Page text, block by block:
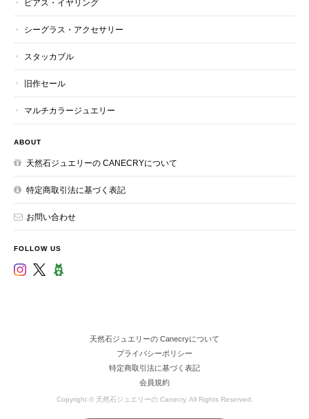
ピアス・イヤリング
シーグラス・アクセサリー
スタッカブル
旧作セール
マルチカラージュエリー
ABOUT
天然石ジュエリーの CANECRYについて
特定商取引法に基づく表記
お問い合わせ
FOLLOW US
天然石ジュエリーの Canecryについて
プライバシーポリシー
特定商取引法に基づく表記
会員規約
Copyright © 天然石ジュエリーの Canecry. All Rights Reserved.